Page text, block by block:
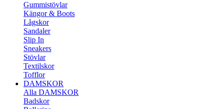
Gummistövlar
Kängor & Boots
Lågskor
Sandaler
Slip In
Sneakers
Stövlar
Textilskor
Tofflor
DAMSKOR
Alla DAMSKOR
Badskor